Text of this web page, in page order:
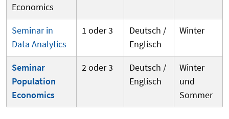
Economics
Seminar in
Data Analytics
1 oder 3
Deutsch /
Englisch
Winter
Seminar
Population
Economics
2 oder 3
Deutsch /
Englisch
Winter
und
Sommer